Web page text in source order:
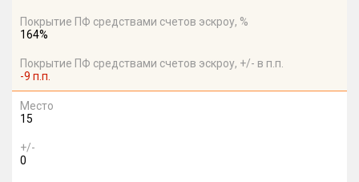
Покрытие ПФ средствами счетов эскроу, %
164%
Покрытие ПФ средствами счетов эскроу, +/- в п.п.
-9 п.п.
Место
15
+/-
0